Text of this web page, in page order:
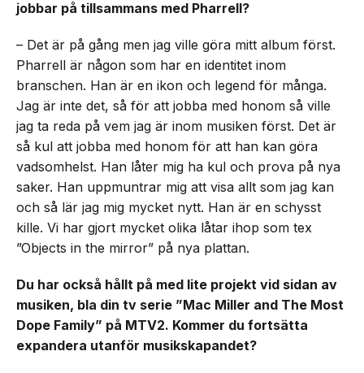
jobbar på tillsammans med Pharrell?
– Det är på gång men jag ville göra mitt album först.
Pharrell är någon som har en identitet inom
branschen. Han är en ikon och legend för många.
Jag är inte det, så för att jobba med honom så ville
jag ta reda på vem jag är inom musiken först. Det är
så kul att jobba med honom för att han kan göra
vadsomhelst. Han låter mig ha kul och prova på nya
saker. Han uppmuntrar mig att visa allt som jag kan
och så lär jag mig mycket nytt. Han är en schysst
kille. Vi har gjort mycket olika låtar ihop som tex
”Objects in the mirror” på nya plattan.
Du har också hållt på med lite projekt vid sidan av
musiken, bla din tv serie ”Mac Miller and The Most
Dope Family” på MTV2. Kommer du fortsätta
expandera utanför musikskapandet?